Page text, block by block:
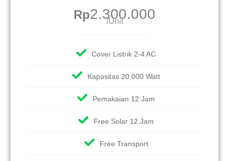
Rp2.300.000
/Unit
Cover Listrik 2-4 AC
Kapasitas 20.000 Watt
Pemakaian 12 Jam
Free Solar 12 Jam
Free Transport